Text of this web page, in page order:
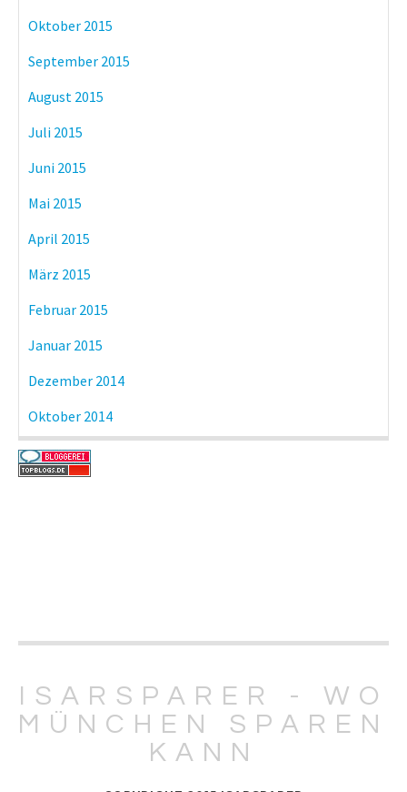
Oktober 2015
September 2015
August 2015
Juli 2015
Juni 2015
Mai 2015
April 2015
März 2015
Februar 2015
Januar 2015
Dezember 2014
Oktober 2014
ISARSPARER - WO
MÜNCHEN SPAREN
KANN